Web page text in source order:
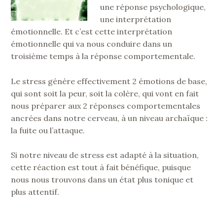
une réponse psychologique,
une interprétation
émotionnelle. Et c’est cette interprétation
émotionnelle qui va nous conduire dans un
troisième temps à la réponse comportementale.
Le stress génère effectivement 2 émotions de base,
qui sont soit la peur, soit la colère, qui vont en fait
nous préparer aux 2 réponses comportementales
ancrées dans notre cerveau, à un niveau archaïque :
la fuite ou l’attaque.
Si notre niveau de stress est adapté à la situation,
cette réaction est tout à fait bénéfique, puisque
nous nous trouvons dans un état plus tonique et
plus attentif.